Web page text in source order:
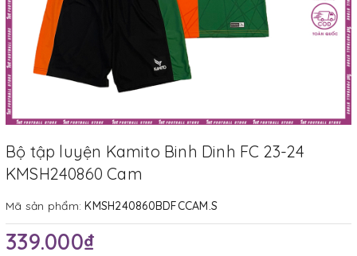
Bộ tập luyện Kamito Binh Dinh FC 23-24
KMSH240860 Cam
Mã sản phẩm:KMSH240860BDFCCAM.S
339.000₫